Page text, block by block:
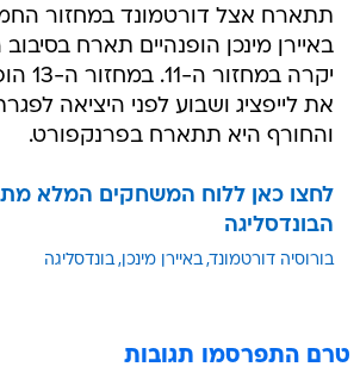
תתארח אצל דורטמונד במחזור
באיירן מינכן הופנהיים תארח
יקרה
את לייפציג ושבוע לפני היציאה
והחורף היא תתארח בפרנקפורט.
לחצו כאן ללוח המשחקים המלא
הבונדסליגה
בורוסיה דורטמונד באיירן מינכן בונדסליגה
טרם התפרסמו תגובות